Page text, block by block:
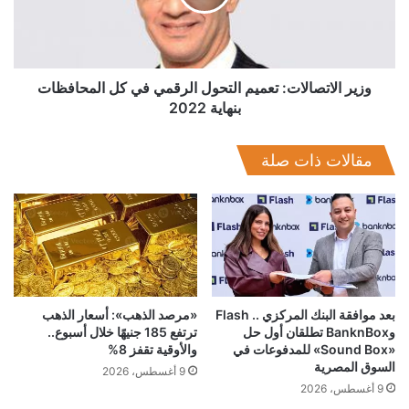
تقوم الوزارة بتصميم المحتوى واختيار الجمهور المستهدف .
بنهاية
2022وزير الاتصالات: تعميم التحول الرقمي في كل المحافظات
بنهاية 2022
مقالات ذات صلة
بعد موافقة البنك المركزي .. Flash
وBanknBox تطلقان أول حل
«Sound Box» للمدفوعات في
السوق المصرية
9 أغسطس، 2026
«مرصد الذهب»: أسعار الذهب
ترتفع 185 جنيهًا خلال أسبوع..
والأوقية تقفز 8%
9 أغسطس، 2026